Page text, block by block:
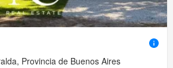
Provincia de Buenos Aires